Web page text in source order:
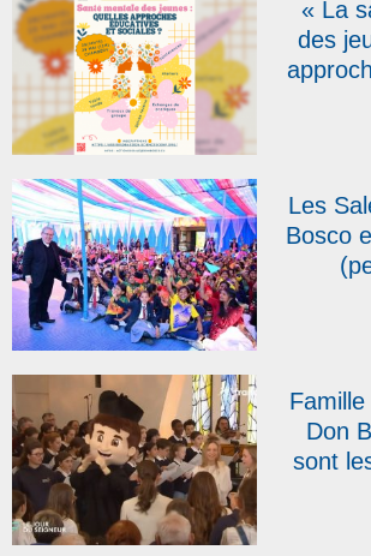
« La
des
Les
Bosco
Don
sont